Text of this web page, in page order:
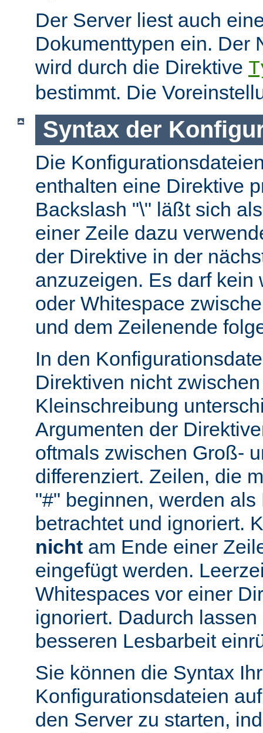
Der Server liest auch
Dokumenttypen ein. Der
wird durch die Direktive
bestimmt. Die
Syntax der
Die
enthalten eine Direktive
Backslash "\" läßt sich
einer Zeile dazu
der Direktive in der
anzuzeigen. Es darf kein
oder Whitespace
und dem Zeilenende
In den
Direktiven nicht
Kleinschreibung
Argumenten der
oftmals zwischen Groß-
differenziert. Zeilen, die
"#" beginnen, werden als
betrachtet und ignoriert.
nicht am Ende einer
eingefügt werden.
Whitespaces vor einer
ignoriert. Dadurch
besseren Lesbarbeit
Sie können die Syntax
Konfigurationsdateien
den Server zu starten,